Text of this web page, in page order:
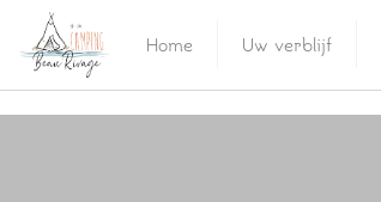
Home Uw verblijf